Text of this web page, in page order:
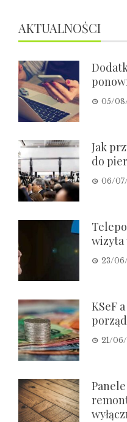
AKTUALNOŚCI
05/
Jak
do
06/
wizyta
23/
KSeF
21/